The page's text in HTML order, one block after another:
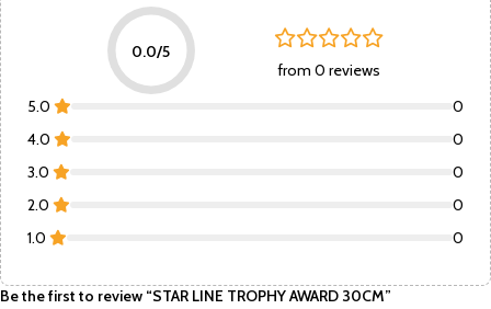
0.0/5
from 0 reviews
5.0
0
4.0
0
3.0
0
2.0
0
1.0
0
Be the first to review “STAR LINE TROPHY AWARD 30CM”